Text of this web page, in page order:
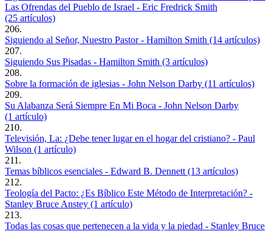
Las Ofrendas del Pueblo de Israel - Eric Fredrick Smith
(25 artículos)
206.
Siguiendo al Señor, Nuestro Pastor - Hamilton Smith (14 artículos)
207.
Siguiendo Sus Pisadas - Hamilton Smith (3 artículos)
208.
Sobre la formación de iglesias - John Nelson Darby (11 artículos)
209.
Su Alabanza Será Siempre En Mi Boca - John Nelson Darby
(1 artículo)
210.
Televisión, La: ¿Debe tener lugar en el hogar del cristiano? - Paul
Wilson (1 artículo)
211.
Temas bíblicos esenciales - Edward B. Dennett (13 artículos)
212.
Teología del Pacto: ¿Es Bíblico Este Método de Interpretación? -
Stanley Bruce Anstey (1 artículo)
213.
Todas las cosas que pertenecen a la vida y la piedad - Stanley Bruce